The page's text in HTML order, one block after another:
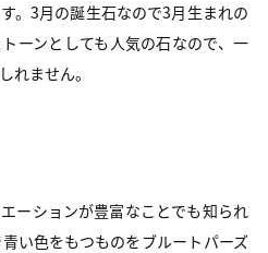
。3月の誕生石なので3月生まれの
ーンとしても人気の石なので、一
れません。
ーションが豊富なことでも知られ
い色をもつものをブルートパーズ